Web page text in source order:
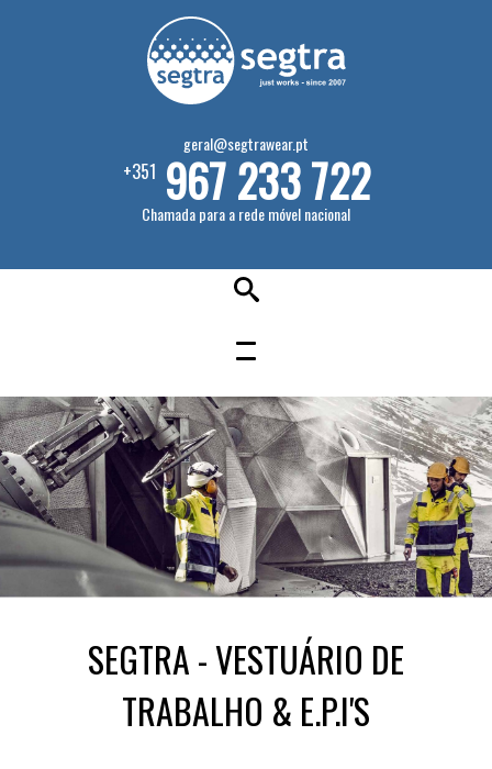
geral@segtrawear.pt
+351 967 233 722
Chamada para a rede móvel nacional
SEGTRA - VESTUÁRIO DE
TRABALHO & E.P.I'S